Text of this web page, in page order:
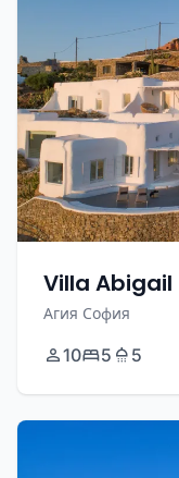
Villa Abigail
Агия София
10 5 5